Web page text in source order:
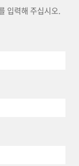
입력해 주십시오.